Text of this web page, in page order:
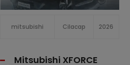
mitsubishi Cilacap 2026
Mitsubishi XFORCE